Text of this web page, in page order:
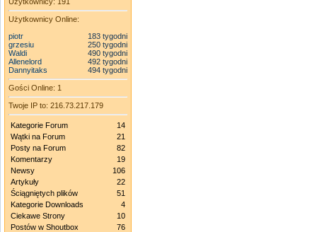
Użytkownicy Online:
piotr
183 tygodni
grzesiu
250 tygodni
Waldi
490 tygodni
Allenelord
492 tygodni
Dannyitaks
494 tygodni
Gości Online: 1
Twoje IP to: 216.73.217.179
Kategorie Forum
14
Wątki na Forum
21
Posty na Forum
82
Komentarzy
19
Newsy
106
Artykuły
22
Ściągniętych plików
51
Kategorie Downloads
4
Ciekawe Strony
10
Postów w Shoutbox
76